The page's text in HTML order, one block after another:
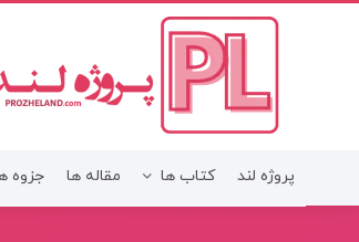
پروژه لند کتاب ها مقاله ها جزوه